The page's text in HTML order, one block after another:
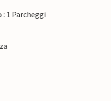
1 Parcheggi